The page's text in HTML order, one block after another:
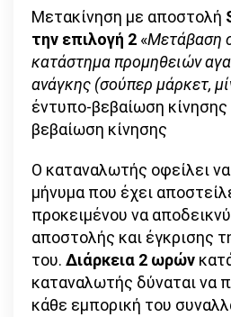
Μετακίνηση με αποστολή
την επιλογή 2 «Μετάβαση
κατάστημα προμηθειών
ανάγκης (σούπερ μάρκετ,
έντυπο-βεβαίωση
βεβαίωση κίνησης
Ο καταναλωτής οφείλει
μήνυμα που έχει
προκειμένου να
αποστολής και έγκρισης
του. Διάρκεια 2 ωρών
καταναλωτής δύναται να
κάθε εμπορική του